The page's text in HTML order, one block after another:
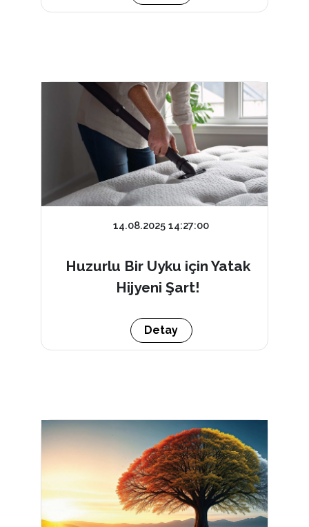
14.08.2025 14:27:00
Huzurlu Bir Uyku için Yatak
Hijyeni Şart!
Detay